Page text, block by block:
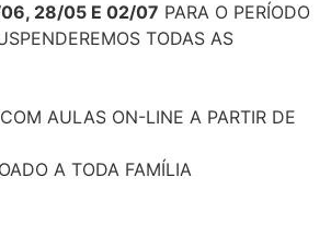
28/05 E 02/07 PARA O PERÍODO
TODAS AS
AULAS ON-LINE A PARTIR DE
A TODA FAMÍLIA